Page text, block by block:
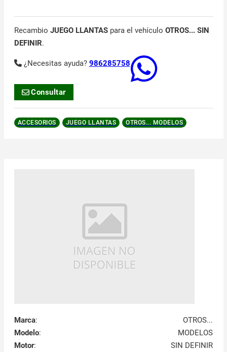
Recambio JUEGO LLANTASpara el vehículo OTROS... SIN
DEFINIR.
¿Necesitas ayuda? 986285758
Consultar
ACCESORIOS JUEGO LLANTAS OTROS... MODELOS
Marca:
OTROS...
Modelo:
MODELOS
Motor: SIN DEFINIR